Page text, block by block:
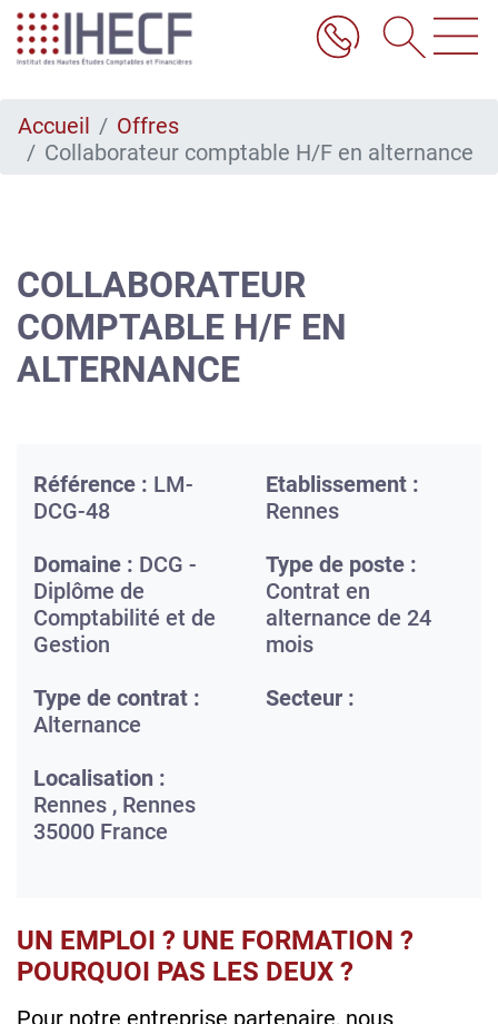
Aller
au
contenu
Accueil
Offres
Collaborateur comptable H/F en alternance
COLLABORATEUR
COMPTABLE H/F EN
ALTERNANCE
Référence : LM-
DCG-48
Etablissement :
Rennes
Domaine : DCG -
Diplôme de
Comptabilité et de
Gestion
Type de poste :
Contrat en
alternance de 24
mois
Type de contrat :
Alternance
Secteur :
Localisation :
Rennes , Rennes
35000 France
UN EMPLOI ? UNE FORMATION ?
POURQUOI PAS LES DEUX ?
Pour notre entreprise partenaire, nous